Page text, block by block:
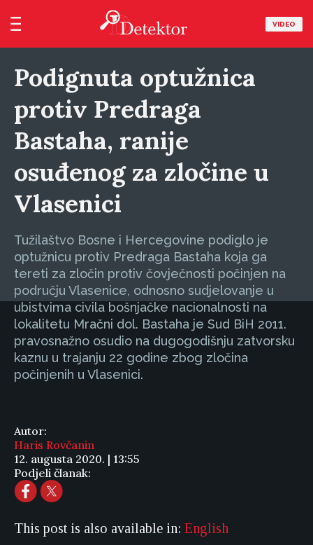
VIDEO
Podignuta optužnica
protiv Predraga
Bastaha, ranije
osuđenog za zločine u
Vlasenici
Tužilaštvo Bosne i Hercegovine podiglo je
optužnicu protiv Predraga Bastaha koja ga
tereti za zločin protiv čovječnosti počinjen na
području Vlasenice, odnosno sudjelovanje u
ubistvima civila bošnjačke nacionalnosti na
lokalitetu Mračni dol. Bastaha je Sud BiH 2011.
pravosnažno osudio na dugogodišnju zatvorsku
kaznu u trajanju 22 godine zbog zločina
počinjenih u Vlasenici.
Autor:
Haris Rovčanin
12. augusta 2020. | 13:55
Podjeli članak:
This post is also available in: English